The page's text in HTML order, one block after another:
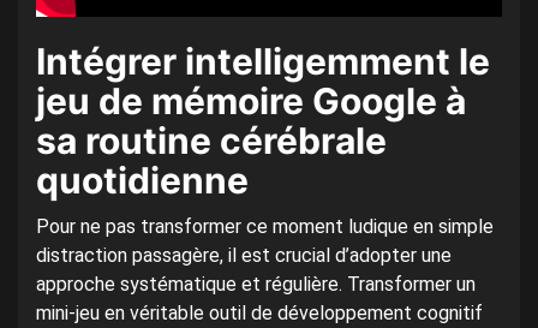
Intégrer intelligemment le
jeu de mémoire Google à
sa routine cérébrale
quotidienne
Pour ne pas transformer ce moment ludique en simple
distraction passagère, il est crucial d’adopter une
approche systématique et régulière. Transformer un
mini-jeu en véritable outil de développement cognitif